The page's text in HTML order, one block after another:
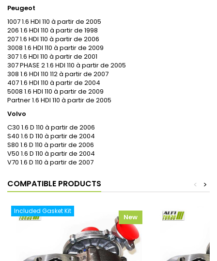
Peugeot
1007 1.6 HDI 110 à partir de 2005
206 1.6 HDI 110 à partir de 1998
207 1.6 HDI 110 à partir de 2006
3008 1.6 HDI 110 à partir de 2009
307 1.6 HDI 110 à partir de 2001
307 PHASE 2 1.6 HDI 110 à partir de 2005
308 1.6 HDI 110 112 à partir de 2007
407 1.6 HDI 110 à partir de 2004
5008 1.6 HDI 110 à partir de 2009
Partner 1.6 HDI 110 à partir de 2005
Volvo
C30 1.6 D 110 à partir de 2006
S40 1.6 D 110 à partir de 2004
S80 1.6 D 110 à partir de 2006
V50 1.6 D 110 à partir de 2004
V70 1.6 D 110 à partir de 2007
COMPATIBLE PRODUCTS >
<
Included Gasket Kit
New